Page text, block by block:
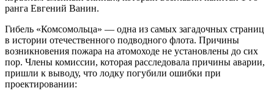
ранга Евгений Ванин.
Гибель «Комсомольца» — одна из самых загадочных страниц
в истории отечественного подводного флота. Причины
возникновения пожара на атомоходе не установлены до сих
пор. Члены комиссии, которая расследовала причины аварии,
пришли к выводу, что лодку погубили ошибки при
проектировании: